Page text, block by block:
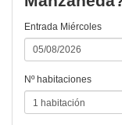
Entrada Miércoles
Nº habitaciones